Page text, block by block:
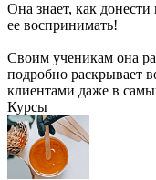
Она знает, как
ее воспринимать!
Своим ученикам она
подробно раскрывает
клиентами даже в
Курсы